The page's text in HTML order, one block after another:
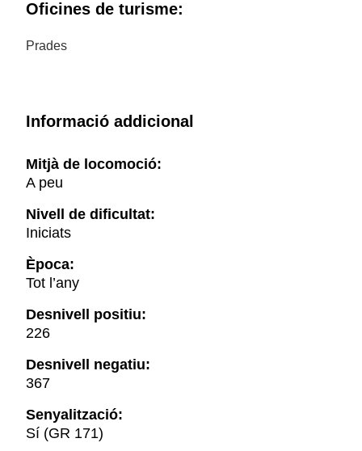
Oficines de turisme:
Prades
Informació addicional
Mitjà de locomoció:
A peu
Nivell de dificultat:
Iniciats
Època:
Tot l’any
Desnivell positiu:
226
Desnivell negatiu:
367
Senyalització:
Sí (GR 171)